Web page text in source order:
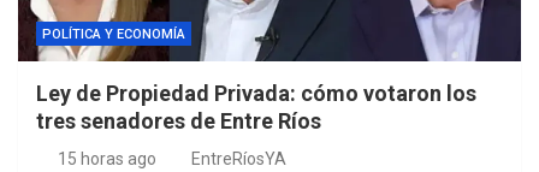
POLÍTICA Y ECONOMÍA
Ley de Propiedad Privada: cómo votaron los
tres senadores de Entre Ríos
15 horas ago EntreRíosYA